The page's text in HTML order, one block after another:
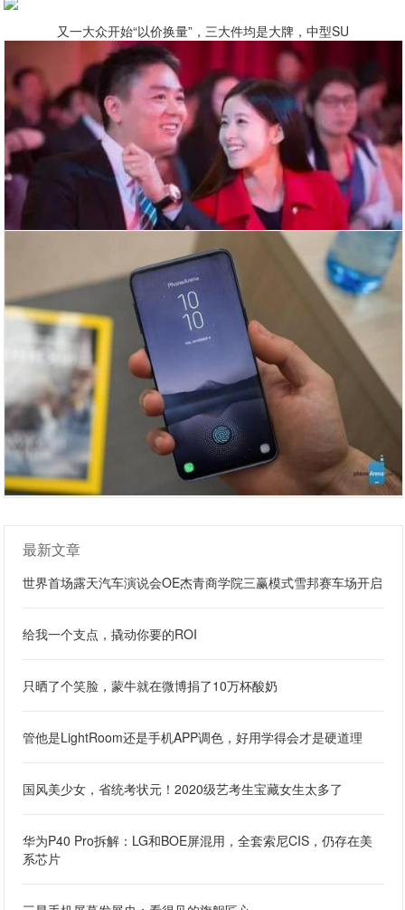
又一大众开始“以价换量”，三大件均是大牌，中型SU
最新文章
世界首场露天汽车演说会OE杰青商学院三赢模式雪邦赛车场开启
给我一个支点，撬动你要的ROI
只晒了个笑脸，蒙牛就在微博捐了10万杯酸奶
管他是LightRoom还是手机APP调色，好用学得会才是硬道理
国风美少女，省统考状元！2020级艺考生宝藏女生太多了
华为P40 Pro拆解：LG和BOE屏混用，全套索尼CIS，仍存在美
系芯片